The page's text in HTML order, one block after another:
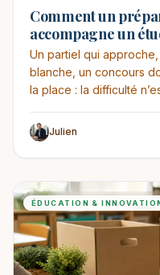
Comment un
accompagne un
Un partiel qui
blanche, un concours
la place : la difficulté
Julien
ÉDUCATION &